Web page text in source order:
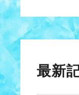
最新